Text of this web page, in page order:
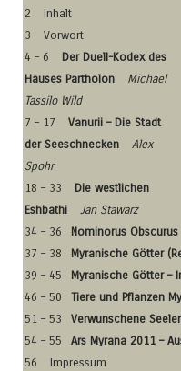
2
Inhalt
3
Vorwort
4 – 6
Der Duell-Kodex des
Hauses Partholon
Michael
Tassilo Wild
7 – 17
Vanurii – Die Stadt
der Seeschnecken
Alex
Spohr
18 – 33
Die westlichen
Eshbathi
Jan Stawarz
34 – 36
Nominorus Obscurus
37 – 38
Myranische Götter
39 – 45
Myranische Götter –
46 – 50
Tiere und Pflanzen
51 – 53
Verwunschene
54 – 55
Ars Myrana 2011 –
56
Impressum